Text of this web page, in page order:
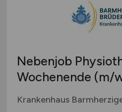
Nebenjob
Wochenende (m/
Krankenhaus